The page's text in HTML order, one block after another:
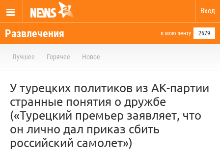
Вход
Развлечения в мою ленту 2679
Лучшее Горячее Новое
У турецких политиков из АК-партии
странные понятия о дружбе
(«Турецкий премьер заявляет, что
он лично дал приказ сбить
российский самолет»)